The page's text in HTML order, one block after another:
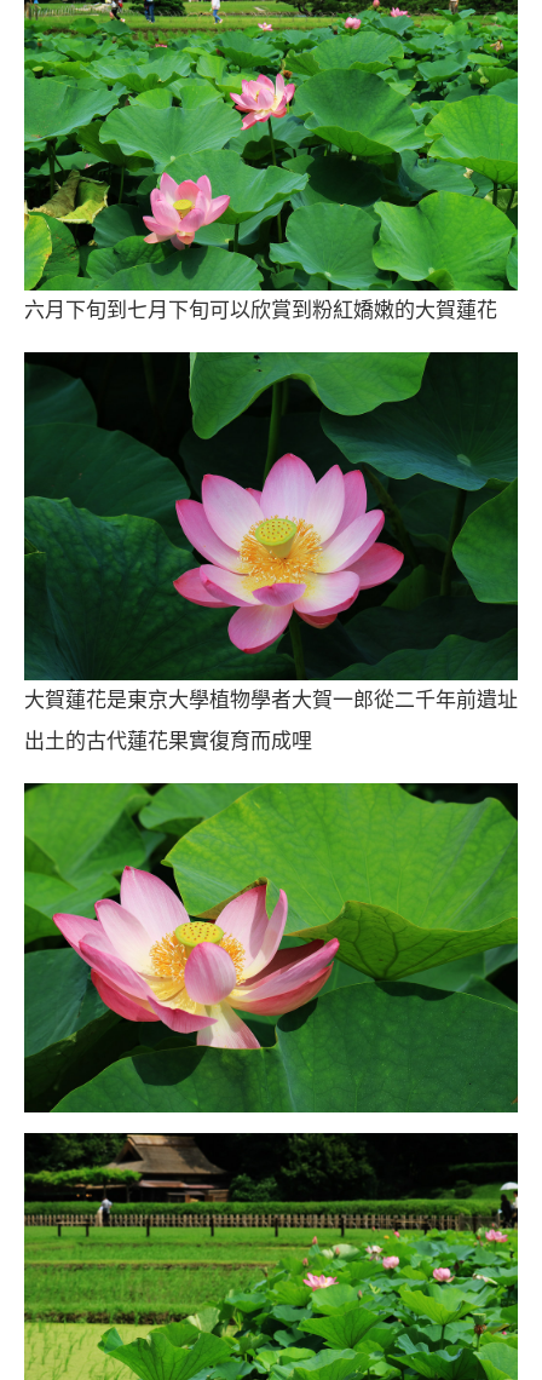
六月下旬到七月下旬可以欣賞到粉紅嬌嫩的大賀蓮花
大賀蓮花是東京大學植物學者大賀一郎從二千年前遺址
出土的古代蓮花果實復育而成哩